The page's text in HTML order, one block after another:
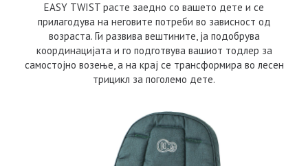
EASY TWIST расте заедно со вашето дете и се
прилагодува на неговите потреби во зависност од
возраста. Ги развива вештините, ја подобрува
координацијата и го подготвува вашиот тодлер за
самостојно возење, а на крај се трансформира во лесен
трицикл за поголемо дете.